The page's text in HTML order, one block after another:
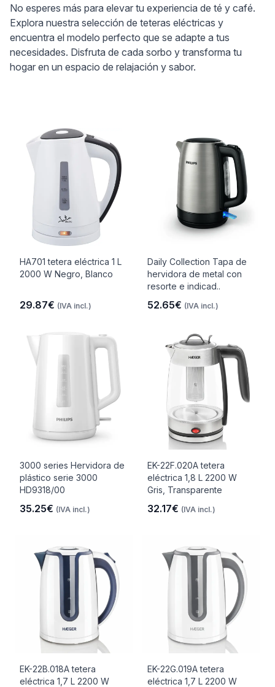
No esperes más para elevar tu experiencia de té y café.
Explora nuestra selección de teteras eléctricas y
encuentra el modelo perfecto que se adapte a tus
necesidades. Disfruta de cada sorbo y transforma tu
hogar en un espacio de relajación y sabor.
HA701 tetera eléctrica 1 L
2000 W Negro, Blanco
29.87€ (IVA incl.)
Daily Collection Tapa de
hervidora de metal con
resorte e indicad..
52.65€ (IVA incl.)
3000 series Hervidora de
plástico serie 3000
HD9318/00
35.25€ (IVA incl.)
EK-22F.020A tetera
eléctrica 1,8 L 2200 W
Gris, Transparente
32.17€ (IVA incl.)
EK-22B.018A tetera
eléctrica 1,7 L 2200 W
EK-22G.019A tetera
eléctrica 1,7 L 2200 W